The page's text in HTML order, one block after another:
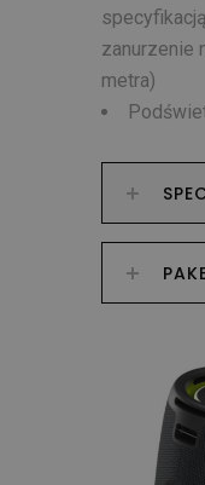
zanurzenie
metra)